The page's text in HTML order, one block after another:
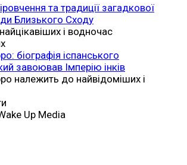
та традиції загадкової
Близького Сходу
і водночас
біографія іспанського
завоював Імперію інків
належить до найвідоміших і
Up Media